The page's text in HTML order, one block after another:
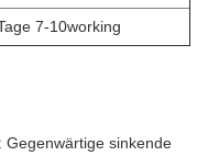
7-10working
Gegenwärtige sinkende